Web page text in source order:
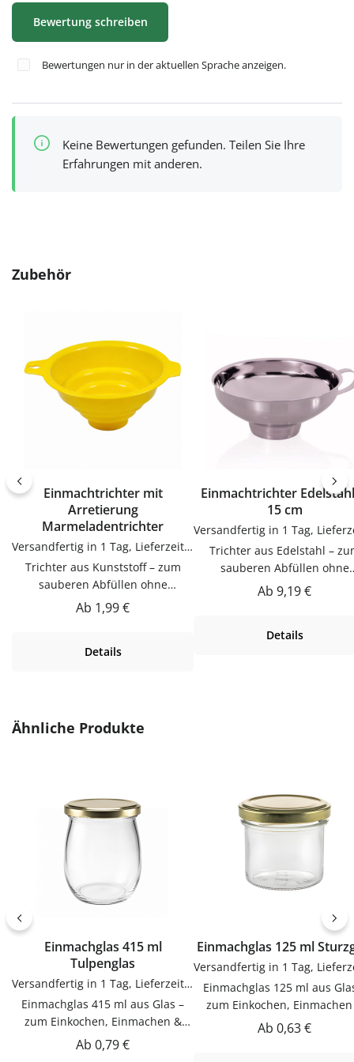
Bewertung schreiben
Bewertungen nur in der aktuellen Sprache anzeigen.
Keine Bewertungen gefunden. Teilen Sie Ihre
Erfahrungen mit anderen.
Produktgalerie überspringen
Zubehör
Einmachtrichter mit
Arretierung
Marmeladentrichter
Versandfertig in 1 Tag, Lieferzeit 1-3 Tage
Trichter aus Kunststoff – zum
sauberen Abfüllen ohne
KleckernTrichter zum sauberen
Vorrat und Haushalt – passend zu
KunststoffVerwendungTrichter
Gebrauch reinigenGut trocknen
lassenJetzt bestellenBestelle
Trichter bequem online bei
flaschen-glaeser-und-dosen.de.
Regulärer Preis:
Ab 1,99 €
Details
Einmachtrichter
15 cm
Trichter aus Edelstahl – zum
sauberen Abfüllen ohne
KleckernTrichter zum
Vorrat und Haushalt –
Gebrauch reinigenGut
lassenJetzt
Trichter bequem online
Regulärer Preis:
Ab 9,19 €
Details
Produktgalerie überspringen
Ähnliche Produkte
Einmachglas 415 ml
Tulpenglas
Versandfertig in 1 Tag, Lieferzeit 1-3 Tage
Einmachglas 415 ml aus Glas –
zum Einkochen, Einmachen &
AufbewahrenDieser Einmachglas
Regulärer Preis:
Ab 0,79 €
Einmachglas 125 ml
Einmachglas 125 ml aus
zum Einkochen,
AufbewahrenDieser
Regulärer Preis:
Ab 0,63 €